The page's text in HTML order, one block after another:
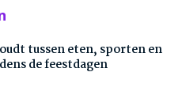
tussen eten, sporten en
de feestdagen